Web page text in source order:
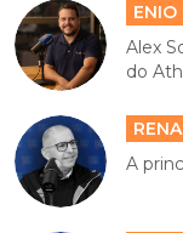
ENIO
Alex
do
A